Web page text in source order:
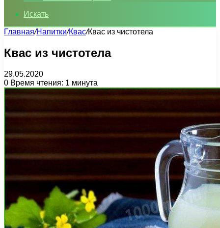
Искать
Главная/Напитки/Квас/Квас из чистотела
Квас из чистотела
29.05.2020
0 Время чтения: 1 минута